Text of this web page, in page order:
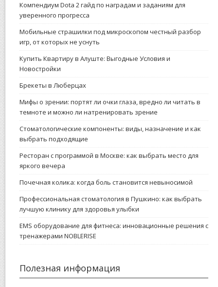
Компендиум Dota 2 гайд по наградам и заданиям для
уверенного прогресса
Мобильные страшилки под микроскопом честный разбор
игр, от которых не уснуть
Купить Квартиру в Алуште: Выгодные Условия и
Новостройки
Брекеты в Люберцах
Мифы о зрении: портят ли очки глаза, вредно ли читать в
темноте и можно ли натренировать зрение
Стоматологические компоненты: виды, назначение и как
выбрать подходящие
Ресторан с программой в Москве: как выбрать место для
яркого вечера
Почечная колика: когда боль становится невыносимой
Профессиональная стоматология в Пушкино: как выбрать
лучшую клинику для здоровья улыбки
EMS оборудование для фитнеса: инновационные решения с
тренажерами NOBLERISE
Полезная информация